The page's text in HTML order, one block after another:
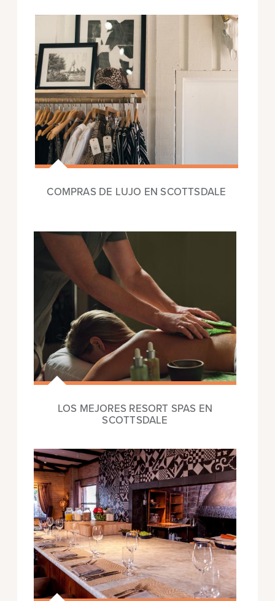
COMPRAS DE LUJO EN SCOTTSDALE
LOS MEJORES RESORT SPAS EN
SCOTTSDALE